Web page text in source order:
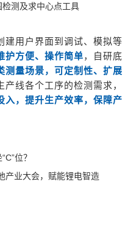
测及求中心点工具
建用户界面到调试、模拟等
护方便、操作简单，自研底
测量场景，可定制性、扩展
线各个工序的检测需求，
入，提升生产效率，保障产
位？
产业大会，赋能锂电智造